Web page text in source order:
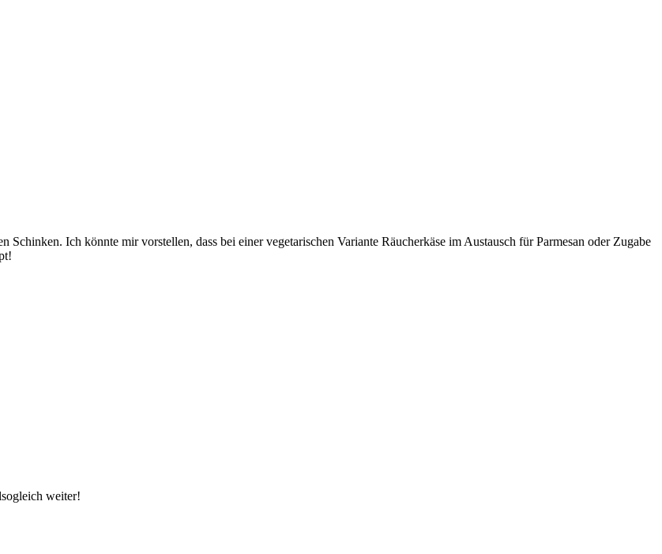
Ich könnte mir vorstellen, dass bei einer vegetarischen Variante Räucherkäse im Austausch für Parmesan oder Zugabe
weiter!